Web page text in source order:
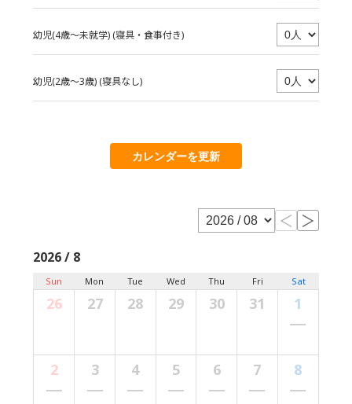
幼児(4歳～未就学) (寝具・食事付き)
幼児(2歳～3歳) (寝具なし)
2026 / 8
Sun Mon Tue Wed Thu Fri Sat
26 27 28 29 30 31 1
2 3 4 5 6 7 8